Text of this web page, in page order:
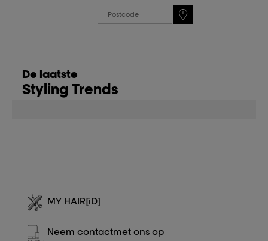
De laatste
Styling Trends
MY HAIR[iD]
Neem contactmet ons op